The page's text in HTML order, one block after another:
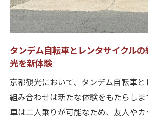
タンデム自転車とレンタサイクル
光を新体験
京都観光において、タンデム自転車
組み合わせは新たな体験をもたらしま
車は二人乗りが可能なため、友人や